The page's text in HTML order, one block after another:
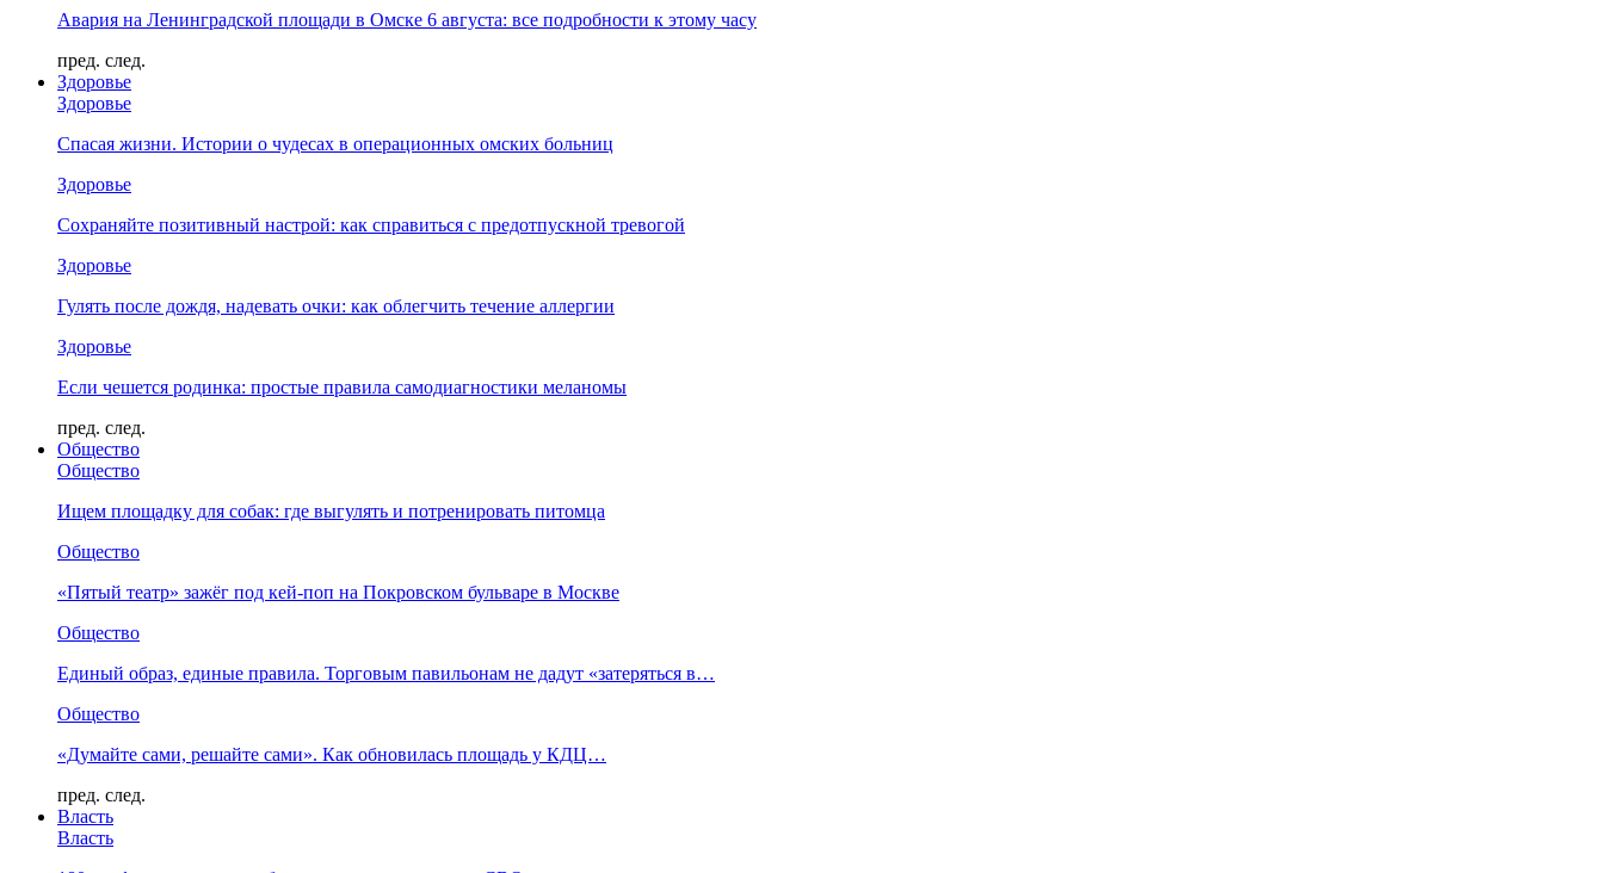
Авария на Ленинградской площади в Омске 6 августа: все подробности к этому часу
пред. след.
Здоровье
Здоровье
Спасая жизни. Истории о чудесах в операционных омских больниц
Здоровье
Сохраняйте позитивный настрой: как справиться с предотпускной тревогой
Здоровье
Гулять после дождя, надевать очки: как облегчить течение аллергии
Здоровье
Если чешется родинка: простые правила самодиагностики меланомы
пред. след.
Общество
Общество
Ищем площадку для собак: где выгулять и потренировать питомца
Общество
«Пятый театр» зажёг под кей-поп на Покровском бульваре в Москве
Общество
Единый образ, единые правила. Торговым павильонам не дадут «затеряться в…
Общество
«Думайте сами, решайте сами». Как обновилась площадь у КДЦ…
пред. след.
Власть
Власть